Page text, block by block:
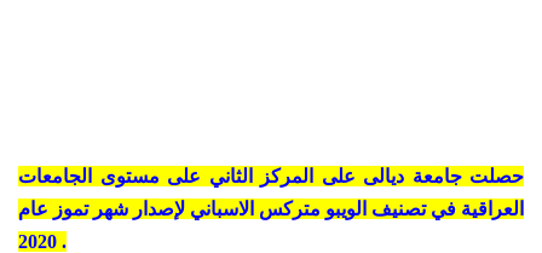
حصلت جامعة ديالى على المركز الثاني على مستوى الجامعات
العراقية في تصنيف الويبو متركس الاسباني لإصدار شهر تموز عام
2020 .